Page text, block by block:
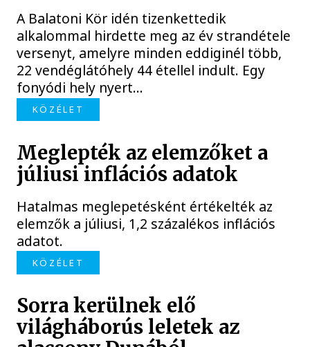
A Balatoni Kör idén tizenkettedik
alkalommal hirdette meg az év strandétele
versenyt, amelyre minden eddiginél több,
22 vendéglátóhely 44 étellel indult. Egy
fonyódi hely nyert...
KÖZÉLET
Meglepték az elemzőket a
júliusi inflációs adatok
Hatalmas meglepetésként értékelték az
elemzők a júliusi, 1,2 százalékos inflációs
adatot.
KÖZÉLET
Sorra kerülnek elő
világháborús leletek az